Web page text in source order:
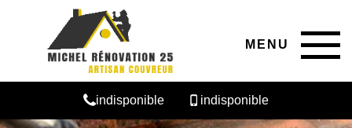
MENU
indisponible indisponible